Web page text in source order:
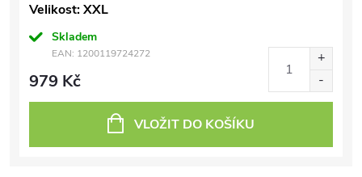
Velikost: XXL
Skladem
EAN: 1200119724272
979 Kč
VLOŽIT DO KOŠÍKU